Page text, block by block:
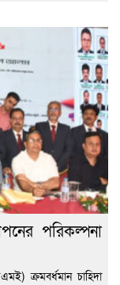
পরিকল্পনা
ক্রমবর্ধমান চাহিদা